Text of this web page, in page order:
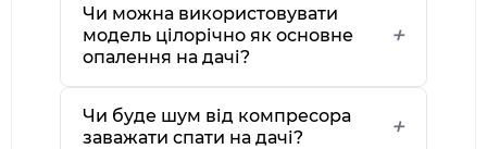
Чи можна використовувати
модель цілорічно як основне
опалення на дачі?
Чи буде шум від компресора
заважати спати на дачі?